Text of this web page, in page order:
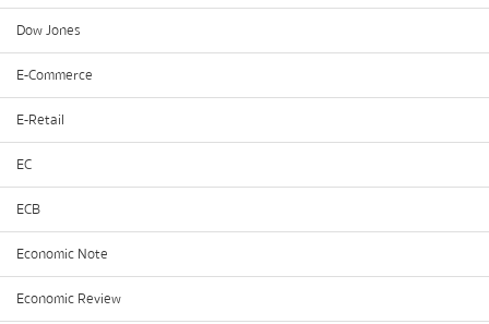
Dow Jones
E-Commerce
E-Retail
EC
ECB
Economic Note
Economic Review